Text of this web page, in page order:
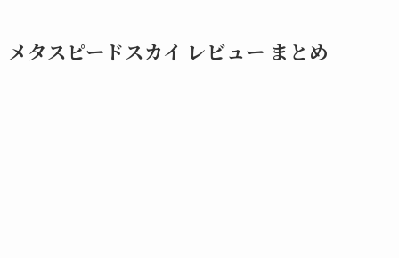
メタスピードスカイ レビュー まとめ